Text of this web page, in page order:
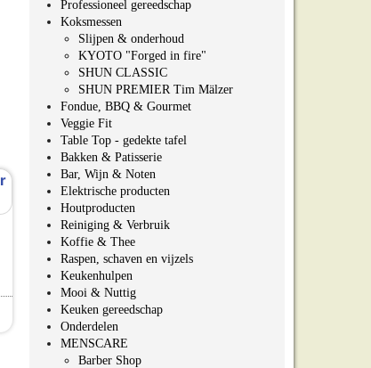
Professioneel gereedschap
Koksmessen
Slijpen & onderhoud
KYOTO "Forged in fire"
SHUN CLASSIC
SHUN PREMIER Tim Mälzer
Fondue, BBQ & Gourmet
Veggie Fit
Table Top - gedekte tafel
Bakken & Patisserie
Bar, Wijn & Noten
Elektrische producten
Houtproducten
Reiniging & Verbruik
Koffie & Thee
Raspen, schaven en vijzels
Keukenhulpen
Mooi & Nuttig
Keuken gereedschap
Onderdelen
MENSCARE
Barber Shop